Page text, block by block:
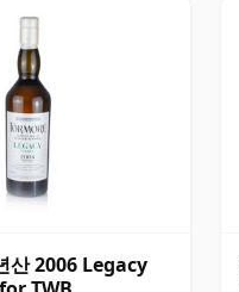
산 2006 Legacy